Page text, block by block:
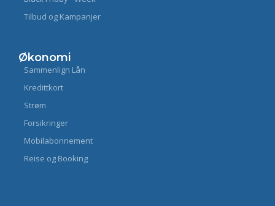
Tilbud og Kampanjer
Økonomi
Sammenlign Lån
Kredittkort
Strøm
Forsikringer
Mobilabonnement
Reise og Booking